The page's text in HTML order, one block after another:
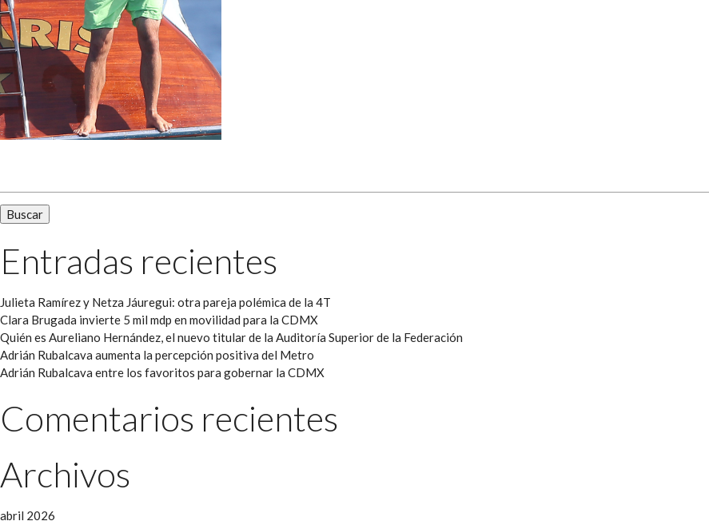
Entradas recientes
Julieta Ramírez y Netza Jáuregui: otra pareja polémica de la 4T
Clara Brugada invierte 5 mil mdp en movilidad para la CDMX
Quién es Aureliano Hernández, el nuevo titular de la Auditoría Superior de la Federación
Adrián Rubalcava aumenta la percepción positiva del Metro
Adrián Rubalcava entre los favoritos para gobernar la CDMX
Comentarios recientes
Archivos
abril 2026